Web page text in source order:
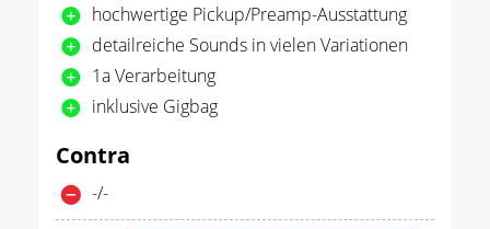
hochwertige Pickup/Preamp-Ausstattung
detailreiche Sounds in vielen Variationen
1a Verarbeitung
inklusive Gigbag
Contra
-/-